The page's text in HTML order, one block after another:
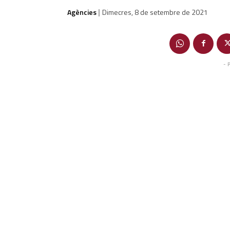
Agències | Dimecres, 8 de setembre de 2021
-